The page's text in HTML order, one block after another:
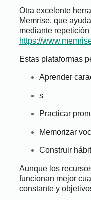
Otra excelente
Memrise, que
mediante
https://
Estas plataformas
Aprender
s
Practicar
Memorizar
Construir
Aunque los
funcionan mejor
constante y